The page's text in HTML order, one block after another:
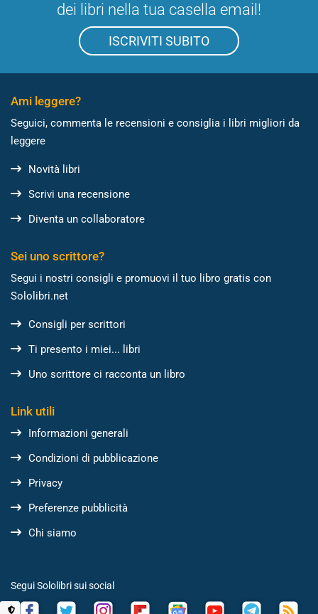
dei libri nella tua casella email!
ISCRIVITI SUBITO
Ami leggere?
Seguici, commenta le recensioni e consiglia i libri migliori da
leggere
Novità libri
Scrivi una recensione
Diventa un collaboratore
Sei uno scrittore?
Segui i nostri consigli e promuovi il tuo libro gratis con
Sololibri.net
Consigli per scrittori
Ti presento i miei... libri
Uno scrittore ci racconta un libro
Link utili
Informazioni generali
Condizioni di pubblicazione
Privacy
Preferenze pubblicità
Chi siamo
Segui Sololibri sui social